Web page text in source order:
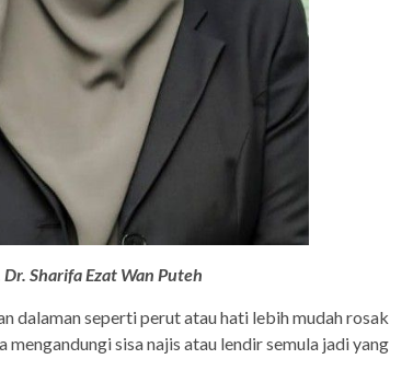
Dr. Sharifa Ezat Wan Puteh
dalaman seperti perut atau hati lebih mudah rosak
sisa najis atau lendir semula jadi yang